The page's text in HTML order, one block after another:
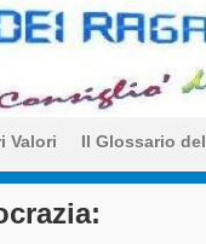
Valori Il Glossario